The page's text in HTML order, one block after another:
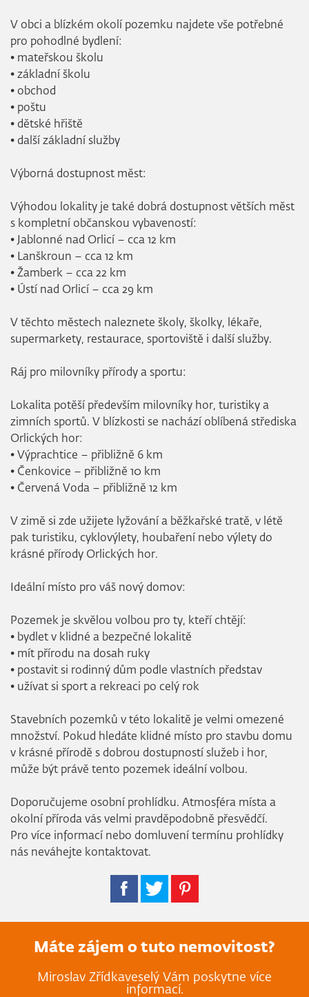
V obci a blízkém okolí pozemku najdete vše potřebné
pro pohodlné bydlení:
• mateřskou školu
• základní školu
• obchod
• poštu
• dětské hřiště
• další základní služby
Výborná dostupnost měst:
Výhodou lokality je také dobrá dostupnost větších měst
s kompletní občanskou vybaveností:
• Jablonné nad Orlicí – cca 12 km
• Lanškroun – cca 12 km
• Žamberk – cca 22 km
• Ústí nad Orlicí – cca 29 km
V těchto městech naleznete školy, školky, lékaře,
supermarkety, restaurace, sportoviště i další služby.
Ráj pro milovníky přírody a sportu:
Lokalita potěší především milovníky hor, turistiky a
zimních sportů. V blízkosti se nachází oblíbená střediska
Orlických hor:
• Výprachtice – přibližně 6 km
• Čenkovice – přibližně 10 km
• Červená Voda – přibližně 12 km
V zimě si zde užijete lyžování a běžkařské tratě, v létě
pak turistiku, cyklovýlety, houbaření nebo výlety do
krásné přírody Orlických hor.
Ideální místo pro váš nový domov:
Pozemek je skvělou volbou pro ty, kteří chtějí:
• bydlet v klidné a bezpečné lokalitě
• mít přírodu na dosah ruky
• postavit si rodinný dům podle vlastních představ
• užívat si sport a rekreaci po celý rok
Stavebních pozemků v této lokalitě je velmi omezené
množství. Pokud hledáte klidné místo pro stavbu domu
v krásné přírodě s dobrou dostupností služeb i hor,
může být právě tento pozemek ideální volbou.
Doporučujeme osobní prohlídku. Atmosféra místa a
okolní příroda vás velmi pravděpodobně přesvědčí.
Pro více informací nebo domluvení termínu prohlídky
nás neváhejte kontaktovat.
Máte zájem o tuto nemovitost?
Miroslav Zřídkaveselý Vám poskytne více
informací.